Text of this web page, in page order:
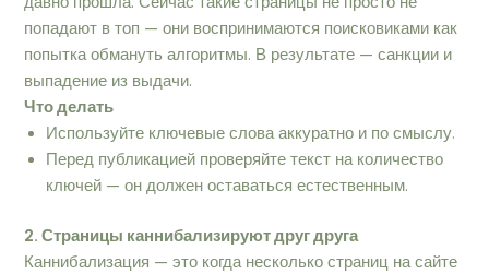
попадают в топ — они воспринимаются поисковиками как
попытка обмануть алгоритмы. В результате — санкции и
выпадение из выдачи.
Что делать
Используйте ключевые слова аккуратно и по смыслу.
Перед публикацией проверяйте текст на количество
ключей — он должен оставаться естественным.
2. Страницы каннибализируют друг друга
Каннибализация — это когда несколько страниц на сайте